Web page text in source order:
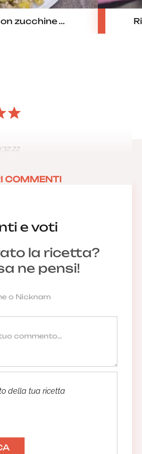
zucchine ...
e voti
la ricetta?
ne pensi!
della tua ricetta
COMMENTI